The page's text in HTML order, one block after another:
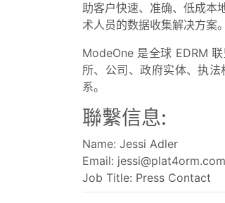
助客户快速、准确、低成本
术人员的数据收集解决方案
ModeOne 是全球 EDRM
所、公司、政府实体、执
系。
聯繫信息:
Name: Jessi Adler
Email: jessi@plat4orm.com
Job Title: Press Contact